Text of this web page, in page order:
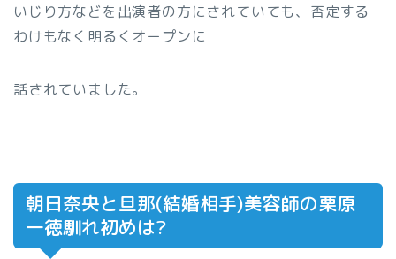
いじり方などを出演者の方にされていても、否定する
わけもなく明るくオープンに
話されていました。
朝日奈央と旦那(結婚相手)美容師の栗原
一徳馴れ初めは?